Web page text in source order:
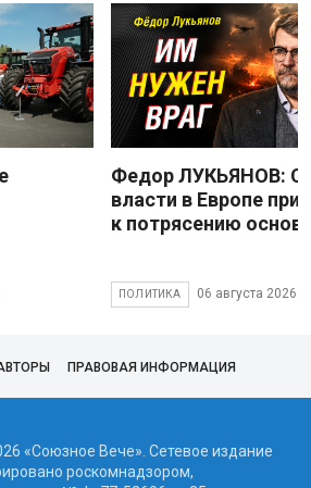
Федор ЛУКЬЯНОВ:
власти в Европе
к потрясению основ
ПОЛИТИКА 06 августа 2026
ПРАВОВАЯ ИНФОРМАЦИЯ
«Союзное Вече». Сетевое издание
роскомнадзором,